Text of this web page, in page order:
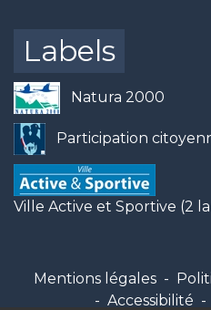
Labels
Natura 2000
Participation
Ville Active et Sportive (2
Mentions légales -
- Accessibilité -